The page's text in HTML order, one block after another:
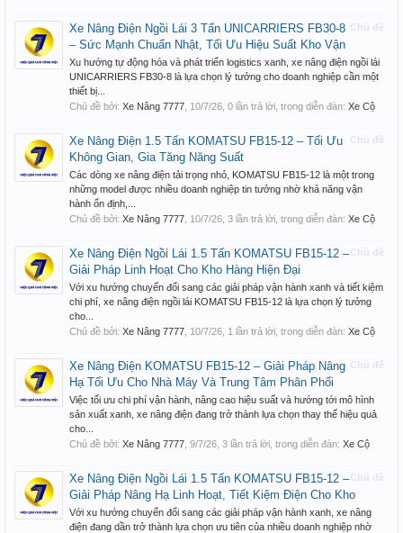
Chủ đề
Xe Nâng Điện Ngồi Lái 3 Tấn UNICARRIERS FB30-8
– Sức Mạnh Chuẩn Nhật, Tối Ưu Hiệu Suất Kho Vận
Xu hướng tự động hóa và phát triển logistics xanh, xe nâng điện ngồi lái
UNICARRIERS FB30-8 là lựa chọn lý tưởng cho doanh nghiệp cần một
thiết bị...
Chủ đề bởi: Xe Nâng 7777 10/7/26 , 0 lần trả lời, trong diễn đàn: Xe Cộ
Chủ đề
Xe Nâng Điện 1.5 Tấn KOMATSU FB15-12 – Tối Ưu
Không Gian, Gia Tăng Năng Suất
Các dòng xe nâng điện tải trọng nhỏ, KOMATSU FB15-12 là một trong
những model được nhiều doanh nghiệp tin tưởng nhờ khả năng vận
hành ổn định,...
Chủ đề bởi: Xe Nâng 7777 10/7/26 , 3 lần trả lời, trong diễn đàn: Xe Cộ
Chủ đề
Xe Nâng Điện Ngồi Lái 1.5 Tấn KOMATSU FB15-12 –
Giải Pháp Linh Hoạt Cho Kho Hàng Hiện Đại
Với xu hướng chuyển đổi sang các giải pháp vận hành xanh và tiết kiệm
chi phí, xe nâng điện ngồi lái KOMATSU FB15-12 là lựa chọn lý tưởng
cho...
Chủ đề bởi: Xe Nâng 7777 10/7/26 , 1 lần trả lời, trong diễn đàn: Xe Cộ
Chủ đề
Xe Nâng Điện KOMATSU FB15-12 – Giải Pháp Nâng
Hạ Tối Ưu Cho Nhà Máy Và Trung Tâm Phân Phối
Việc tối ưu chi phí vận hành, nâng cao hiệu suất và hướng tới mô hình
sản xuất xanh, xe nâng điện đang trở thành lựa chọn thay thế hiệu quả
cho...
Chủ đề bởi: Xe Nâng 7777 9/7/26 , 3 lần trả lời, trong diễn đàn: Xe Cộ
Chủ đề
Xe Nâng Điện Ngồi Lái 1.5 Tấn KOMATSU FB15-12 –
Giải Pháp Nâng Hạ Linh Hoạt, Tiết Kiệm Điện Cho Kho
Với xu hướng chuyển đổi sang các giải pháp vận hành xanh, xe nâng
điện đang dần trở thành lựa chọn ưu tiên của nhiều doanh nghiệp nhờ